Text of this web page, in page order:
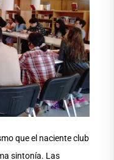
que el naciente club
sintonía. Las